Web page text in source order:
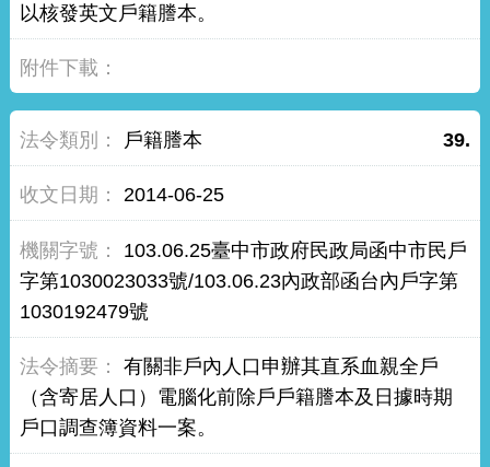
以核發英文戶籍謄本。
39.
戶籍謄本
2014-06-25
103.06.25臺中市政府民政局函中市民戶
字第1030023033號/103.06.23內政部函台內戶字第
1030192479號
有關非戶內人口申辦其直系血親全戶
（含寄居人口）電腦化前除戶戶籍謄本及日據時期
戶口調查簿資料一案。